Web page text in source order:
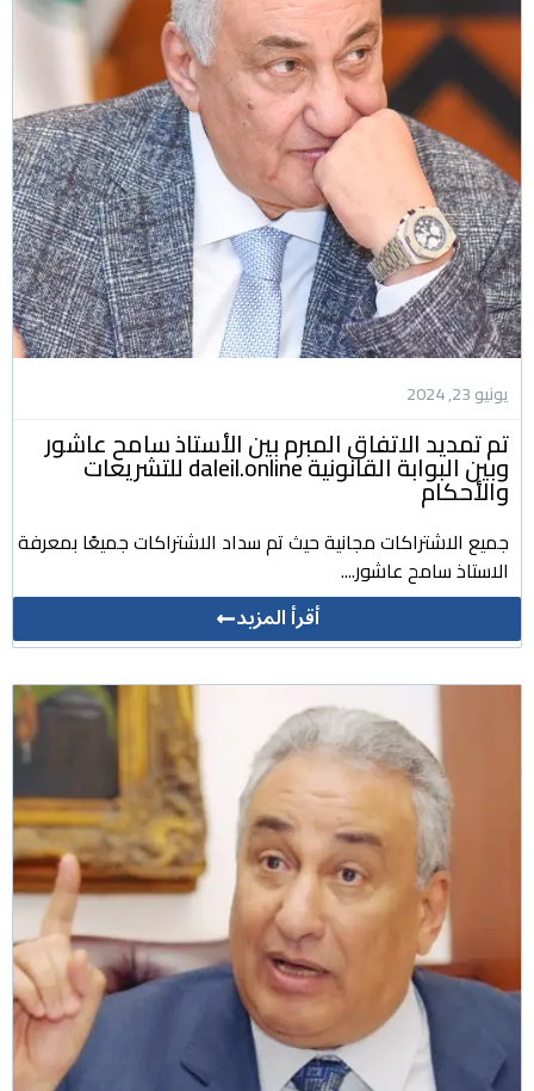
يونيو 23, 2024
تم تمديد الاتفاق المبرم بين الأستاذ سامح عاشور
وبين البوابة القانونية daleil.online للتشريعات
والأحكام
جميع الاشتراكات مجانية حيث تم سداد الاشتراكات جميعًا بمعرفة
الاستاذ سامح عاشور....
أقرأ المزيد